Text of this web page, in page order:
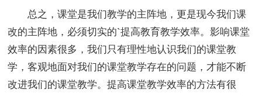
总之，课堂是我们教学的主阵地，更是现今我们课
改的主阵地，必须切实的`提高教育教学效率。影响课堂
效率的因素很多，我们只有理性地认识我们的课堂教
学，客观地面对我们的课堂教学存在的问题，才能不断
改进我们的课堂教学。提高课堂教学效率的方法有很